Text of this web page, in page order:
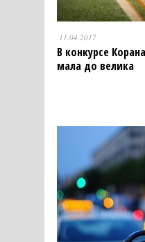
11.04.2017
В конкурсе
мала до велика